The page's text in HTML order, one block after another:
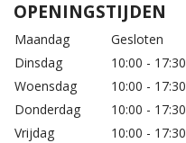
OPENINGSTIJDEN
Maandag
Gesloten
Dinsdag
10:00 - 17:30
Woensdag
10:00 - 17:30
Donderdag
10:00 - 17:30
Vrijdag
10:00 - 17:30